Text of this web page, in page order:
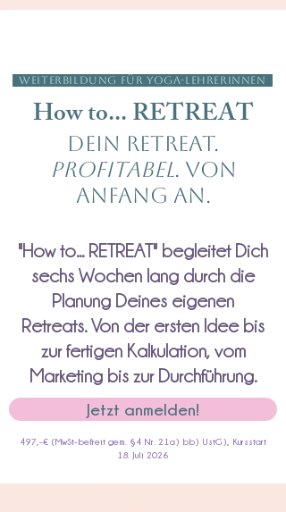
WEITERBILDUNG FÜR YOGA-LEHRERINNEN
How to... RETREAT
Dein Retreat.
Profitabel. Von
Anfang an.
"How to... RETREAT" begleitet Dich
sechs Wochen lang durch die
Planung Deines eigenen
Retreats. Von der ersten Idee bis
zur fertigen Kalkulation, vom
Marketing bis zur Durchführung.
Jetzt anmelden!
497,-€ (MwSt-befreit gem. §4 Nr. 21a) bb) UstG), Kursstart
18. Juli 2026